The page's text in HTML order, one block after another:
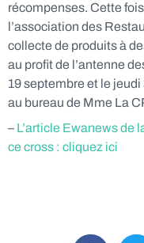
récompenses. Cette
l’association des
collecte de produits à
au profit de l’antenne
19 septembre et le
au bureau de Mme La
– L’article Ewanews de
ce cross : cliquez ici